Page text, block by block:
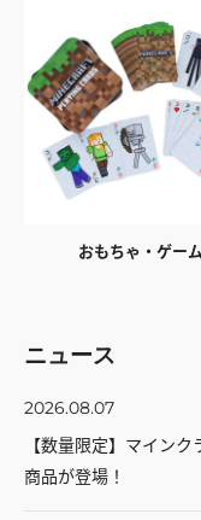
おもちゃ・ゲーム
ニュース
2026.08.07
【数量限定】マイン
商品が登場！